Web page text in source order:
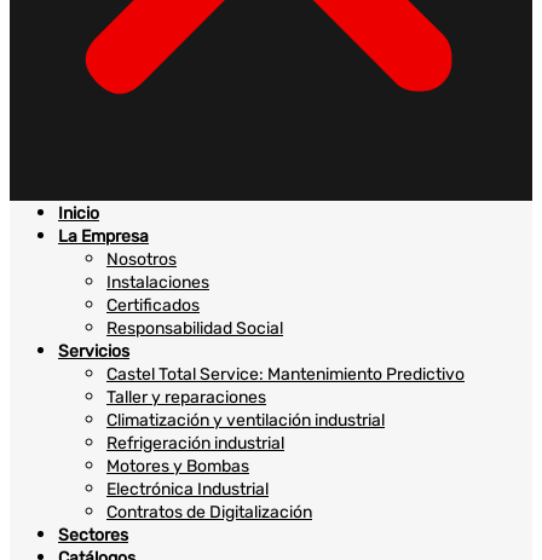
Inicio
La Empresa
Nosotros
Instalaciones
Certificados
Responsabilidad Social
Servicios
Castel Total Service: Mantenimiento Predictivo
Taller y reparaciones
Climatización y ventilación industrial
Refrigeración industrial
Motores y Bombas
Electrónica Industrial
Contratos de Digitalización
Sectores